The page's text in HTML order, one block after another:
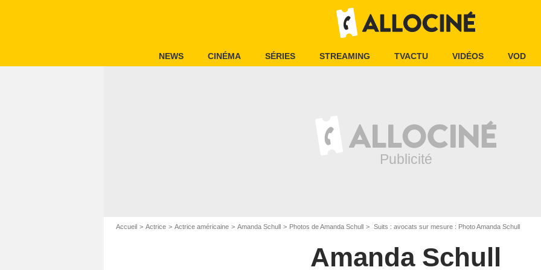
NEWS CINÉMA SÉRIES STREAMING TVACTU VIDÉOS VOD
Accueil Actrice Actrice américaine Amanda Schull Photos de Amanda Schull Suits : avocats sur mesure : Photo Amanda Schull
Amanda Schull